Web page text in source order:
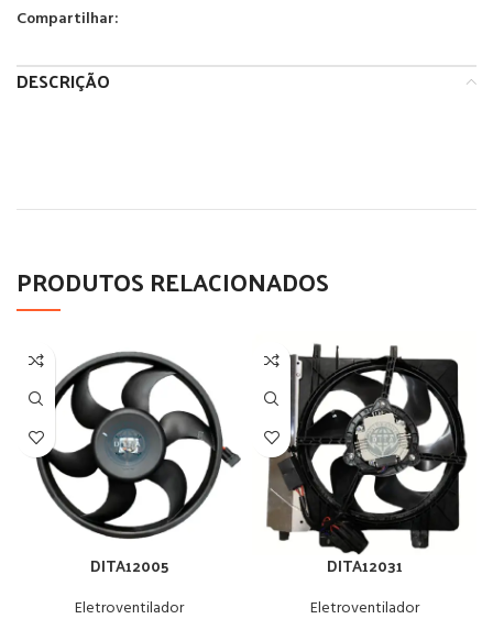
Compartilhar:
DESCRIÇÃO
PRODUTOS RELACIONADOS
DITA12005
Eletroventilador
DITA12031
Eletroventilador